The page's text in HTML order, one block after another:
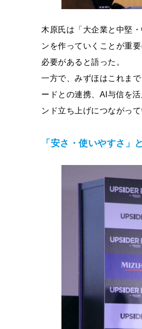
木原氏は「大企業と中堅
ンを作っていくことが重
必要があると語った。
一方で、みずほはこれま
ードとの連携、AI与信を
ンド立ち上げにつながって
「安さ・使いやすさ」